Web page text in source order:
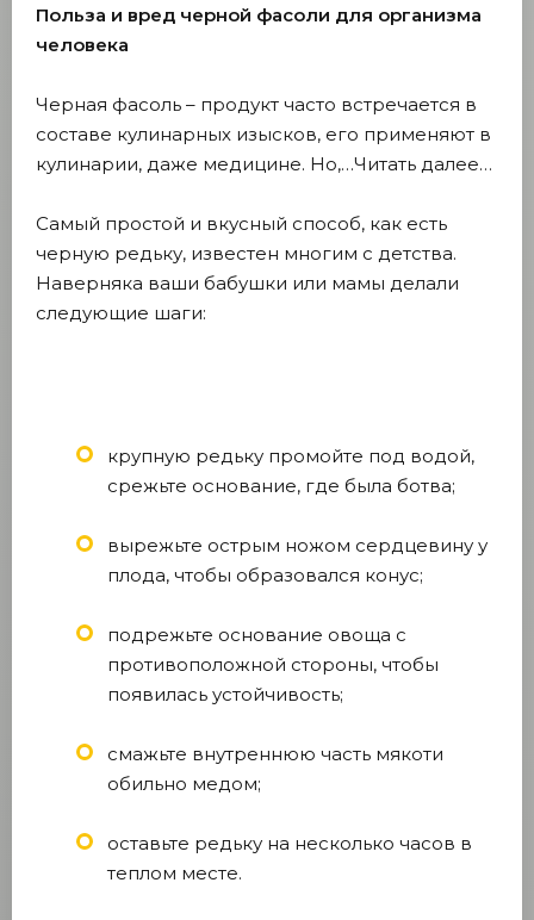
Польза и вред черной фасоли для организма
человека
Черная фасоль – продукт часто встречается в
составе кулинарных изысков, его применяют в
кулинарии, даже медицине. Но,…Читать далее…
Самый простой и вкусный способ, как есть
черную редьку, известен многим с детства.
Наверняка ваши бабушки или мамы делали
следующие шаги:
крупную редьку промойте под водой,
срежьте основание, где была ботва;
вырежьте острым ножом сердцевину у
плода, чтобы образовался конус;
подрежьте основание овоща с
противоположной стороны, чтобы
появилась устойчивость;
смажьте внутреннюю часть мякоти
обильно медом;
оставьте редьку на несколько часов в
теплом месте.